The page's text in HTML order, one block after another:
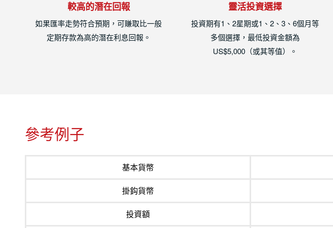
較高的潛在回報
如果匯率走勢符合預期，可賺取比一般
定期存款為高的潛在利息回報。
靈活投資選擇
投資期有1、2星期或1、2、3、6個月等
多個選擇，最低投資金額為
US$5,000（或其等值）。
參考例子
基本貨幣
掛鈎貨幣
投資額